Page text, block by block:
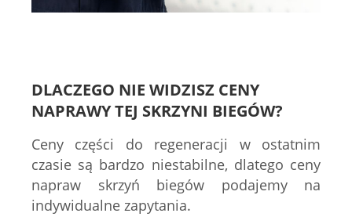
DLACZEGO NIE WIDZISZ CENY
NAPRAWY TEJ SKRZYNI BIEGÓW?
Ceny części do regeneracji w ostatnim
czasie są bardzo niestabilne, dlatego ceny
napraw skrzyń biegów podajemy na
indywidualne zapytania.